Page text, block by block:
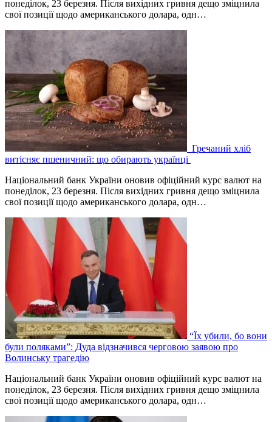
понеділок, 23 березня. Після вихідних гривня дещо зміцнила
свої позиції щодо американського долара, одн…
Гречаний хліб
витісняє пшеничний: що обирають українці
Національний банк України оновив офіційний курс валют на
понеділок, 23 березня. Після вихідних гривня дещо зміцнила
свої позиції щодо американського долара, одн…
“Їх убили, бо вони
були поляками”: Дуда відзначився черговою заявою про
Волинську трагедію
Національний банк України оновив офіційний курс валют на
понеділок, 23 березня. Після вихідних гривня дещо зміцнила
свої позиції щодо американського долара, одн…